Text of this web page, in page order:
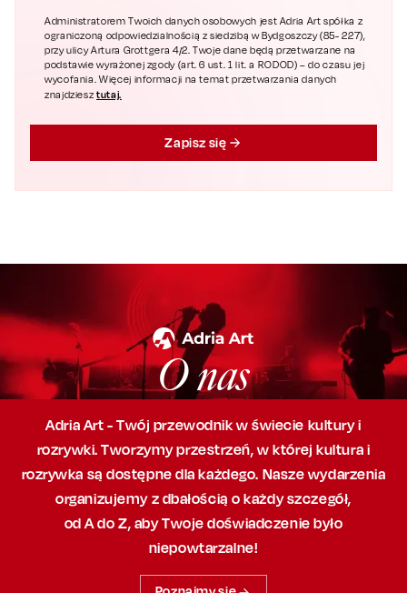
Administratorem Twoich danych osobowych jest Adria Art spółka z
ograniczoną odpowiedzialnością z siedzibą w Bydgoszczy (85- 227),
przy ulicy Artura Grottgera 4/2. Twoje dane będą przetwarzane na
podstawie wyrażonej zgody (art. 6 ust. 1 lit. a RODOD) – do czasu jej
wycofania. Więcej informacji na temat przetwarzania danych
znajdziesztutaj.
Zapisz się
O nas
Adria Art - Twój przewodnik w świecie kultury i
rozrywki. Tworzymy przestrzeń,w której kultura i
rozrywka są dostępne dla każdego. Nasze wydarzenia
organizujemy z dbałością o każdy szczegół,
od A do Z, abyTwoje doświadczenie było
niepowtarzalne!